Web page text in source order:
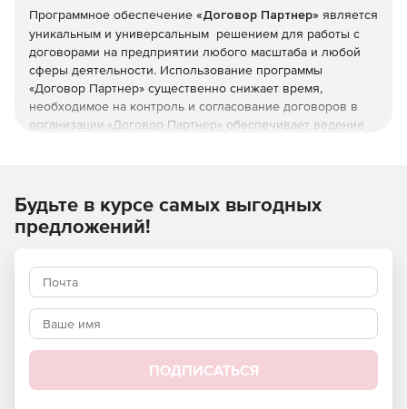
Программное обеспечение «Договор Партнер» является
уникальным и универсальным решением для работы с
договорами на предприятии любого масштаба и любой
сферы деятельности. Использование программы
«Договор Партнер» существенно снижает время,
необходимое на контроль и согласование договоров в
организации.«Договор Партнер» обеспечивает ведение
организации. Программа предназначена руководителям,
бухгалтерам, юристам, специалистам договорных
Будьте в курсе самых выгодных
предложений!
ПОДПИСАТЬСЯ